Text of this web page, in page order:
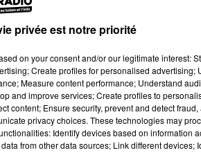
privée est notre priorité
on your consent and/or our legitimate interest:
Create profiles for personalised advertising;
Measure content performance; Understand
and improve services; Create profiles to
content; Ensure security, prevent and detect fraud,
privacy choices. These technologies may
Identify devices based on information
from other data sources; Link different devices;